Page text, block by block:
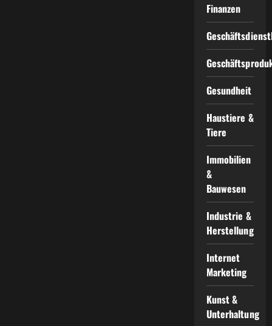
Finanzen
Gesundheit
Haustiere &
Tiere
Immobilien
&
Bauwesen
Industrie &
Herstellung
Internet
Marketing
Kunst &
Unterhaltung